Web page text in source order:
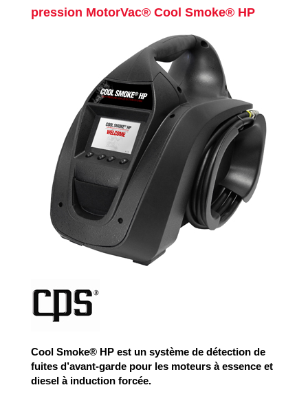
pression MotorVac® Cool Smoke® HP
Cool Smoke® HP est un système de détection de
fuites d’avant-garde pour les moteurs à essence et
diesel à induction forcée.